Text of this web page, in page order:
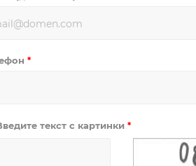
*
текст с картинки *